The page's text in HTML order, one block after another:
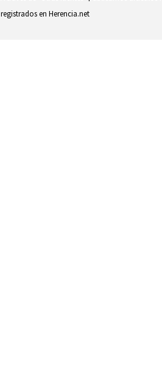
registrados en Herencia.net